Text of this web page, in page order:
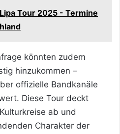
Tour 2025 - Termine
könnten zudem
hinzukommen –
offizielle Bandkanäle
Diese Tour deckt
ab und
Charakter der